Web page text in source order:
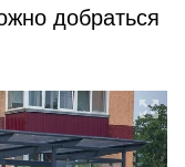
добраться